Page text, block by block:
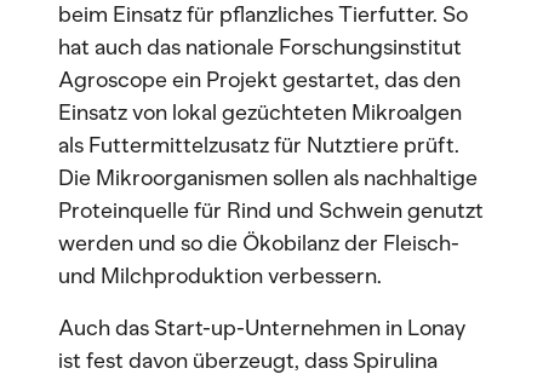
beim Einsatz für pflanzliches Tierfutter. So
hat auch das nationale Forschungsinstitut
Agroscope ein Projekt gestartet, das den
Einsatz von lokal gezüchteten Mikroalgen
als Futtermittelzusatz für Nutztiere prüft.
Die Mikroorganismen sollen als nachhaltige
Proteinquelle für Rind und Schwein genutzt
werden und so die Ökobilanz der Fleisch­
und Milchproduktion verbessern.
Auch das Start-up-Unternehmen in Lonay
ist fest davon überzeugt, dass Spirulina